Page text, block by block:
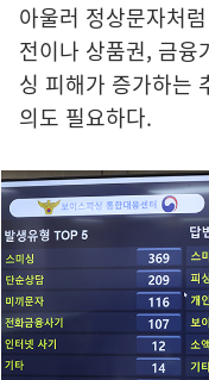
아울러 정상문자처
전이나 상품권, 금융
싱 피해가 증가하는
의도 필요하다.